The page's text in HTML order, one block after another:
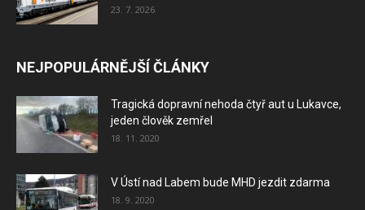
23. 7. 2026
NEJPOPULÁRNĚJŠÍ ČLÁNKY
Tragická dopravní nehoda čtyř aut u Lukavce,
jeden člověk zemřel
18. 11. 2020
V Ústí nad Labem bude MHD jezdit zdarma
18. 9. 2020